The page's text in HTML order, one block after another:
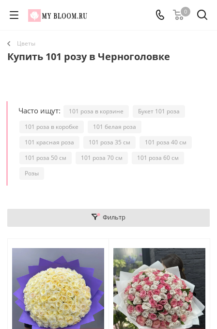
0
Цветы
Купить 101 розу в Черноголовке
Часто ищут: 101 роза в корзине
Букет 101 роза
101 роза в коробке
101 белая роза
101 красная роза
101 роза 35 см
101 роза 40 см
101 роза 50 см
101 роза 70 см
101 роза 60 см
Розы
Фильтр